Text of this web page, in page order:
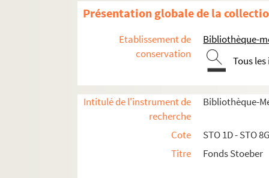
Présentation globale de la
Etablissement de
conservation
Bibliothèque-
Tous
Intitulé de l'instrument de
recherche
Bibliothèque-
Cote
STO 1D - STO
Titre
Fonds Stoeber
Rédaction des Bazar
Becker, Fr.
Bechstein, Ludwig
Beese
Benoît
Rheinischer Beobachter